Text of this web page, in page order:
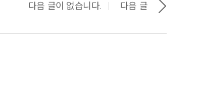
다음 글
다음 글이 없습니다.